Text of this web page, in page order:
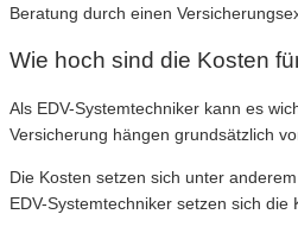
Beratung durch einen
Wie hoch sind die Kosten
Als EDV-Systemtechniker kann es
Versicherung hängen grundsätzlich
Die Kosten setzen sich unter
EDV-Systemtechniker setzen sich